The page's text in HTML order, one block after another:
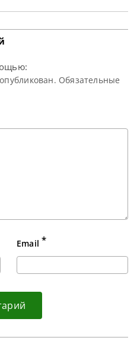
в карьере — 500 000
Нил обыграл Эллиота
Обязательные
Email *